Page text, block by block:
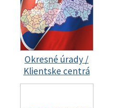
Okresné úrady /
Klientske centrá